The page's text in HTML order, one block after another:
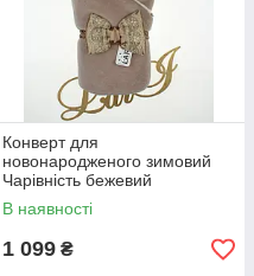
Конверт для
новонародженого зимовий
Чарівність бежевий
В наявності
1 099 ₴